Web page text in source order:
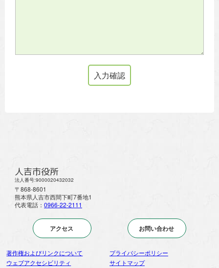
人吉市役所
法人番号:9000020432032
〒868-8601
熊本県人吉市西間下町7番地1
代表電話： 0966-22-2111
アクセス お問い合わせ
著作権およびリンクについて
プライバシーポリシー
ウェブアクセシビリティ
サイトマップ